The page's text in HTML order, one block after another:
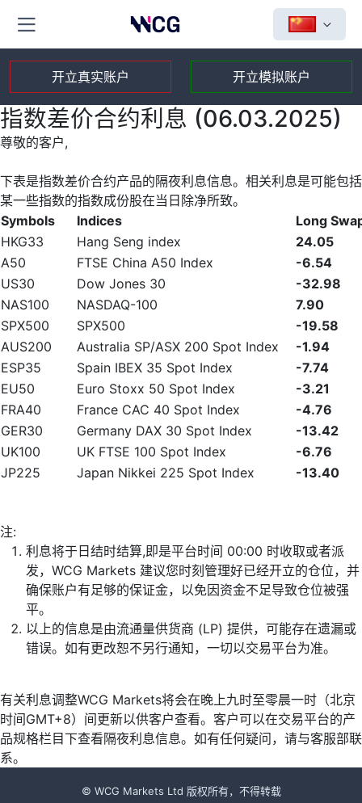
开立真实账户 开立模拟账户
指数差价合约利息 (06.03.2025)
尊敬的客户,
下表是指数差价合约产品的隔夜利息信息。相关利息是可能包括
某一些指数的指数成份股在当日除净所致。
Symbols
Indices
Long
HKG33
Hang Seng index
24.05
A50
FTSE China A50 Index
-6.54
US30
Dow Jones 30
-32.98
NAS100
NASDAQ-100
7.90
SPX500
SPX500
-19.58
AUS200
Australia SP/ASX 200 Spot Index
-1.94
ESP35
Spain IBEX 35 Spot Index
-7.74
EU50
Euro Stoxx 50 Spot Index
-3.21
FRA40
France CAC 40 Spot Index
-4.76
GER30
Germany DAX 30 Spot Index
-13.42
UK100
UK FTSE 100 Spot Index
-6.76
JP225
Japan Nikkei 225 Spot Index -13.40
注:
利息将于日结时结算,即是平台时间 00:00 时收取或者派
发，WCG Markets 建议您时刻管理好已经开立的仓位，并
确保账户有足够的保证金，以免因资金不足导致仓位被强
平。
以上的信息是由流通量供货商 (LP) 提供，可能存在遗漏或
错误。如有更改恕不另行通知，一切以交易平台为准。
有关利息调整WCG Markets将会在晚上九时至零晨一时（北京
时间GMT+8）间更新以供客户查看。客户可以在交易平台的产
品规格栏目下查看隔夜利息信息。如有任何疑问，请与客服部联
系。
© WCG Markets Ltd 版权所有，不得转载